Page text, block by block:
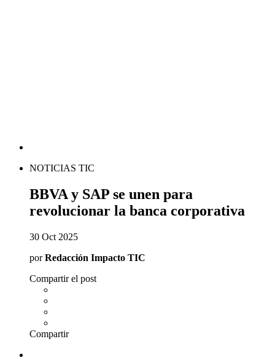
NOTICIAS TIC
BBVA y SAP se unen para
revolucionar la banca corporativa
30 Oct 2025
porRedacción Impacto TIC
Compartir el post
Compartir